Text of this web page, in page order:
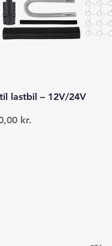
lastbil – 12V/24V
kr.